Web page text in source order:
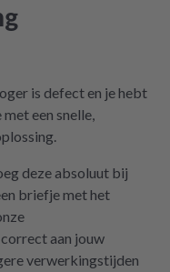
is defect en je hebt
een snelle,
deze absoluut bij
briefje met het
aan jouw
verwerkingstijden